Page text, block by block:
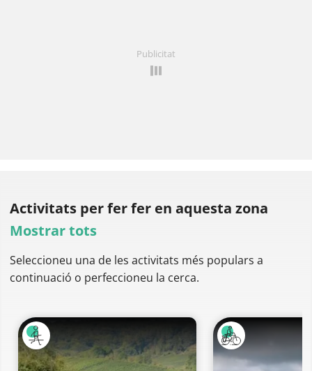
Publicitat
Activitats per ferfer en aquesta zona
Mostrar tots
Seleccioneu una de les activitats més populars a
continuació o perfeccioneu la cerca.